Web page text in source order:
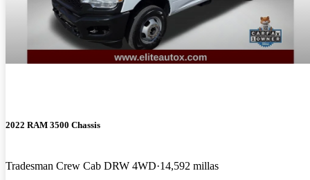
2022 RAM 3500 Chassis
Tradesman Crew Cab DRW 4WD 14,592 millas